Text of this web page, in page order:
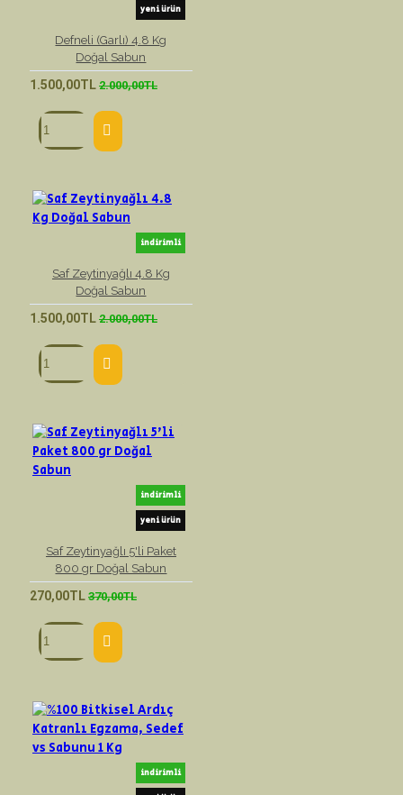
yeni ürün
Defneli (Garlı) 4.8 Kg
Doğal Sabun
1.500,00TL 2.000,00TL
indirimli
Saf Zeytinyağlı 4.8 Kg
Doğal Sabun
1.500,00TL 2.000,00TL
indirimli
yeni ürün
Saf Zeytinyağlı 5'li Paket
800 gr Doğal Sabun
270,00TL 370,00TL
indirimli